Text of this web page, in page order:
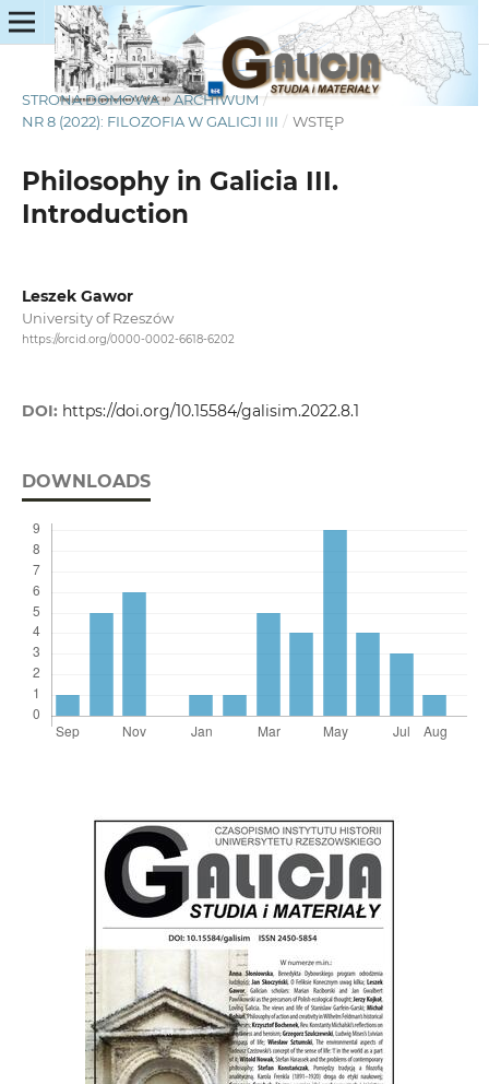
STRONA DOMOWA / ARCHIWUM /
NR 8 (2022): FILOZOFIA W GALICJI III / WSTĘP
Philosophy in Galicia III.
Introduction
Leszek Gawor
University of Rzeszów
https://orcid.org/0000-0002-6618-6202
DOI: https://doi.org/10.15584/galisim.2022.8.1
DOWNLOADS